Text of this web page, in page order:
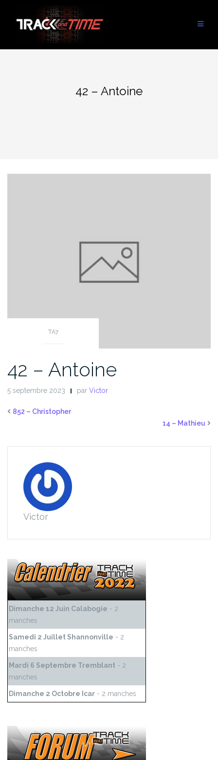
contenu
42 – Antoine
TA7
42 – Antoine
5 septembre 2023 par Victor
852 – Christopher
14 – Mathieu
Victor
Dimanche 12 Juin Calabogie - 2
manches
Samedi 2 Juillet Shannonville - 2
manches
Mardi 6 Septembre Tremblant - 2
manches
Dimanche 2 Octobre Icar - 2 manches